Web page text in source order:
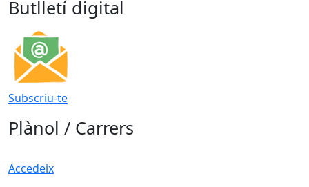
Butlletí digital
Subscriu-te
Plànol / Carrers
Accedeix